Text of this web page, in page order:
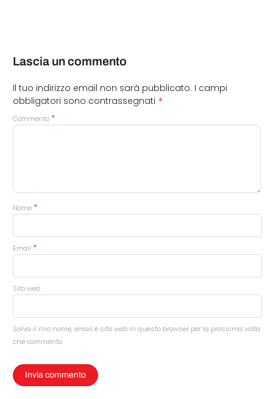
Lascia un commento
Il tuo indirizzo email non sarà pubblicato. I campi
obbligatori sono contrassegnati *
Commento *
Nome *
Email *
Sito web
Salva il mio nome, email e sito web in questo browser per la prossima volta
che commento.